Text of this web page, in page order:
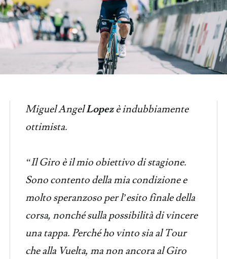
Miguel AngelLopezè indubbiamente
ottimista.
“Il Giro è il mio obiettivo di stagione.
Sono contento della mia condizione e
molto speranzoso per l’esito finale della
corsa, nonché sulla possibilità di vincere
una tappa. Perché ho vinto sia al Tour
che alla Vuelta, ma non ancora al Giro